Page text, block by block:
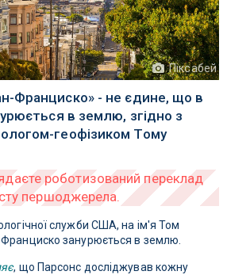
Піксабей
Франциско» - не єдине, що в
в землю, згідно з
геофізиком Тому
служби США, на ім'я Том
занурюється в землю.
, що Парсонс досліджував кожну